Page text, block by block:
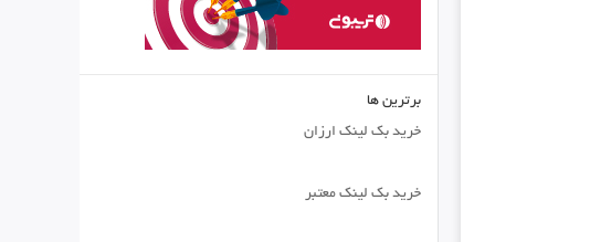
برترین ها
خرید بک لینک ارزان
خرید بک لینک معتبر